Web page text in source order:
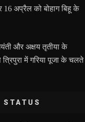
16 अप्रैल को बोहाग बिहू के
और अक्षय तृतीया के
में गरिया पूजा के चलते
STATUS